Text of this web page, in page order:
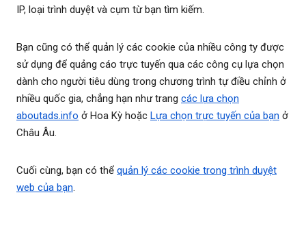
IP, loại trình duyệt và cụm từ bạn tìm kiếm.
Bạn cũng có thể quản lý các cookie của nhiều công ty được
sử dụng để quảng cáo trực tuyến qua các công cụ lựa chọn
dành cho người tiêu dùng trong chương trình tự điều chỉnh ở
nhiều quốc gia, chẳng hạn như trang các lựa chọn
aboutads.info ở Hoa Kỳ hoặc Lựa chọn trực tuyến của bạn ở
Châu Âu.
Cuối cùng, bạn có thể quản lý các cookie trong trình duyệt
web của bạn.